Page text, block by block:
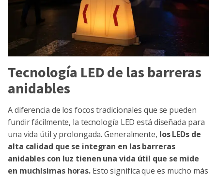
Tecnología LED de las barreras
anidables
A diferencia de los focos tradicionales que se pueden
fundir fácilmente, la tecnología LED está diseñada para
una vida útil y prolongada. Generalmente, los LEDs de
alta calidad que se integran en las barreras
anidables con luz tienen una vida útil que se mide
en muchísimas horas. Esto significa que es mucho más